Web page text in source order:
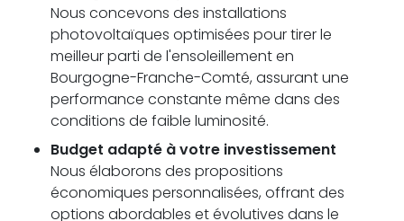
Nous concevons des installations
photovoltaïques optimisées pour tirer le
meilleur parti de l'ensoleillement en
Bourgogne-Franche-Comté, assurant une
performance constante même dans des
conditions de faible luminosité.
Budget adapté à votre investissement
Nous élaborons des propositions
économiques personnalisées, offrant des
options abordables et évolutives dans le